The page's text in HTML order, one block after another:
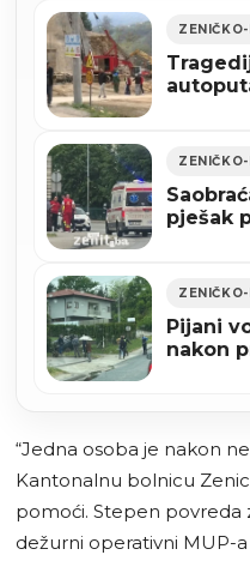
pješak
Pijani
nakon
“Jedna osoba je nakon
Kantonalnu bolnicu
pomoći. Stepen povreda
dežurni operativni MUP-a